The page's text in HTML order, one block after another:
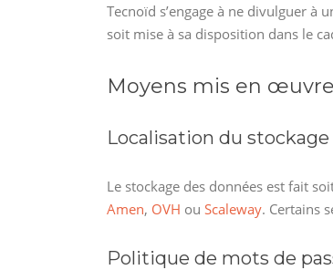
Tecnoïd s’engage à ne divulguer
soit mise à sa disposition dans le
Moyens mis en
Localisation du stockage
Le stockage des données est fait
Amen, OVH ou Scaleway. Certains
Politique de mots de